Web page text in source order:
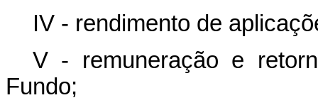
IV - rendimento de
V - remuneração e
Fundo;